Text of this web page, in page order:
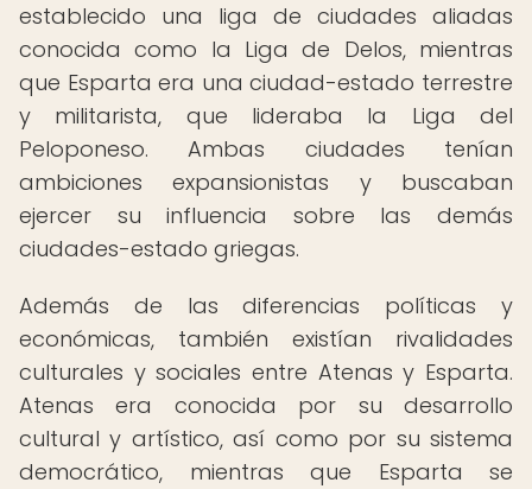
establecido una liga de ciudades aliadas
conocida como la Liga de Delos, mientras
que Esparta era una ciudad-estado terrestre
y militarista, que lideraba la Liga del
Peloponeso. Ambas ciudades tenían
ambiciones expansionistas y buscaban
ejercer su influencia sobre las demás
ciudades-estado griegas.
Además de las diferencias políticas y
económicas, también existían rivalidades
culturales y sociales entre Atenas y Esparta.
Atenas era conocida por su desarrollo
cultural y artístico, así como por su sistema
democrático, mientras que Esparta se